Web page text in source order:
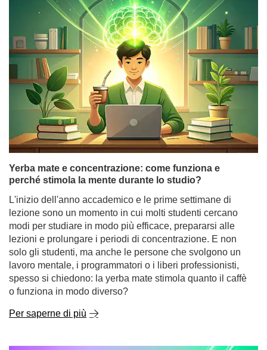
Yerba mate al mattino o alla sera? La chiave per un
sonno sano
Una mattina senza caffè? Per molti è impensabile.
Eppure sempre più persone sostituiscono la loro tazza di
espresso con una zucca riempita di yerba mate, un
infuso che stimola il corpo senza logorare i nervi. Con la
popolarità di questa bevanda, una domanda sorge
sempre più spesso: la yerba mate influisce sul sonno?
Le sue proprietà tonificanti, che ci aiutano a rimanere
vigili durante il giorno, possono rendere più difficile
addormentarsi? Yerba mate e sonno sono un binomio
perfetto o una relazione complicata?
Per saperne di più